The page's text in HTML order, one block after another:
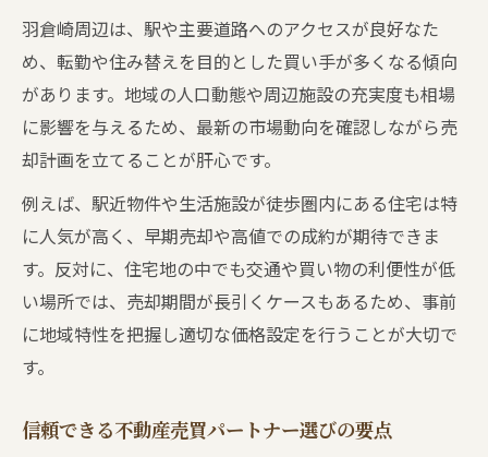
物件種別ごとの不動産売買相談のコツ
損をしないための不動産売却手順に迫る
不動産売買の流れと羽倉崎の売却手順解説
査定から契約までの不動産売買チェックリ
スト
売却時に気をつけたい不動産売買の落とし
穴
不動産売買における囲い込み対策と実践法
売主が知るべき不動産売買の市場相場の見
方
情
羽倉崎周辺は、駅や主要道路へのアクセスが良好なた
め、転勤や住み替えを目的とした買い手が多くなる傾向
があります。地域の人口動態や周辺施設の充実度も相場
に影響を与えるため、最新の市場動向を確認しながら売
却計画を立てることが肝心です。
例えば、駅近物件や生活施設が徒歩圏内にある住宅は特
に人気が高く、早期売却や高値での成約が期待できま
す。反対に、住宅地の中でも交通や買い物の利便性が低
い場所では、売却期間が長引くケースもあるため、事前
に地域特性を把握し適切な価格設定を行うことが大切で
す。
信頼できる不動産売買パートナー選びの要点